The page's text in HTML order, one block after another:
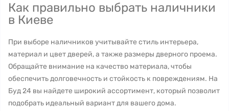
Как правильно выбрать наличники
в Киеве
При выборе наличников учитывайте стиль интерьера,
материал и цвет дверей, а также размеры дверного проема.
Обращайте внимание на качество материала, чтобы
обеспечить долговечность и стойкость к повреждениям. На
Буд 24 вы найдете широкий ассортимент, который позволит
подобрать идеальный вариант для вашего дома.